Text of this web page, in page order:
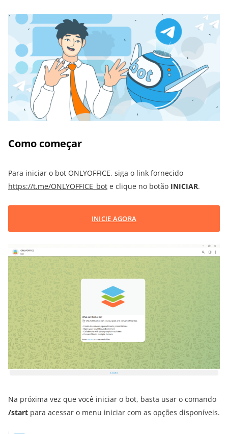
Como começar
Para iniciar o bot ONLYOFFICE, siga o link fornecido
https://t.me/ONLYOFFICE_bot e clique no botão INICIAR.
INICIE AGORA
Na próxima vez que você iniciar o bot, basta usar o comando
/start para acessar o menu iniciar com as opções disponíveis.